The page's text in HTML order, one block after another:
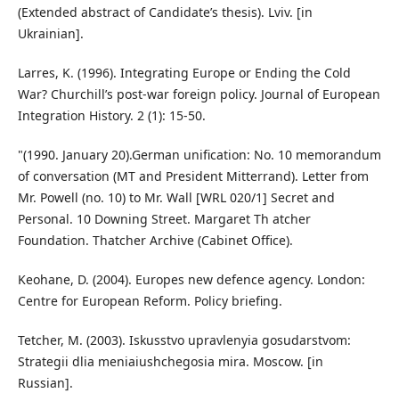
(Extended abstract of Candidate’s thesis). Lviv. [in
Ukrainian].
Larres, K. (1996). Integrating Europe or Ending the Cold
War? Churchill’s post-war foreign policy. Journal of European
Integration History. 2 (1): 15-50.
"(1990. January 20).German unification: No. 10 memorandum
of conversation (MT and President Mitterrand). Letter from
Mr. Powell (no. 10) to Mr. Wall [WRL 020/1] Secret and
Personal. 10 Downing Street. Margaret Th atcher
Foundation. Thatcher Archive (Cabinet Office).
Keohane, D. (2004). Europes new defence agency. London:
Centre for European Reform. Policy briefing.
Tetcher, M. (2003). Iskusstvo upravlenyia gosudarstvom:
Strategii dlia meniaiushchegosia mira. Moscow. [in
Russian].